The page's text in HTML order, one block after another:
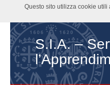
S.I.A. –
Questo sito utilizza cookie